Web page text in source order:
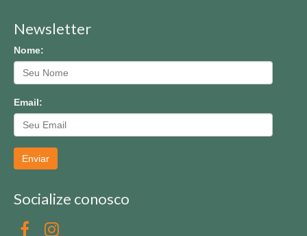
Newsletter
Nome:
Email:
Enviar
Socialize conosco